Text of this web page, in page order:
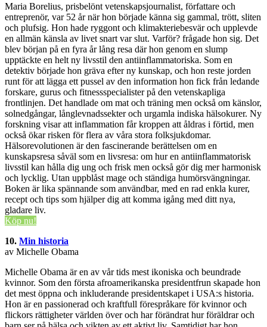
Maria Borelius, prisbelönt vetenskapsjournalist, författare och
entreprenör, var 52 år när hon började känna sig gammal, trött, sliten
och plufsig. Hon hade ryggont och klimakteriebesvär och upplevde
en allmän känsla av livet snart var slut. Varför? frågade hon sig. Det
blev början på en fyra år lång resa där hon genom en slump
upptäckte en helt ny livsstil den antiinflammatoriska. Som en
detektiv började hon gräva efter ny kunskap, och hon reste jorden
runt för att lägga ett pussel av den information hon fick från ledande
forskare, gurus och fitnessspecialister på den vetenskapliga
frontlinjen. Det handlade om mat och träning men också om känslor,
solnedgångar, långlevnadssekter och urgamla indiska hälsokurer. Ny
forskning visar att inflammation får kroppen att åldras i förtid, men
också ökar risken för flera av våra stora folksjukdomar.
Hälsorevolutionen är den fascinerande berättelsen om en
kunskapsresa såväl som en livsresa: om hur en antiinflammatorisk
livsstil kan hålla dig ung och frisk men också gör dig mer harmonisk
och lycklig. Utan uppblåst mage och ständiga humörsvängningar.
Boken är lika spännande som användbar, med en rad enkla kurer,
recept och tips som hjälper dig att komma igång med ditt nya,
gladare liv.
Köp nu!
10. Min historia
av Michelle Obama
Michelle Obama är en av vår tids mest ikoniska och beundrade
kvinnor. Som den första afroamerikanska presidentfrun skapade hon
det mest öppna och inkluderande presidentskapet i USA:s historia.
Hon är en passionerad och kraftfull förespråkare för kvinnor och
flickors rättigheter världen över och har förändrat hur föräldrar och